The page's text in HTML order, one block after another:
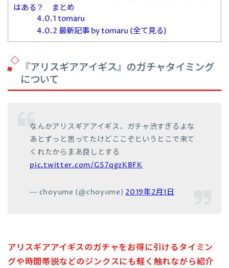
はある？ まとめ
4.0.1tomaru
4.0.2 最新記事 by tomaru (全て見る)
『アリスギアアイギス』のガチャタイミング
について
なんかアリスギアアイギス、ガチャ渋すぎるよな
あとずっと思ってたけどここぞというとこで来て
くれたからまあ良しとする
pic.twitter.com/GS7qgzKBFK
— choyume (@choyume)2019年2月1日
アリスギアアイギスのガチャをお得に引けるタイミン
グや時間帯説などのジンクスにも軽く触れながら紹介